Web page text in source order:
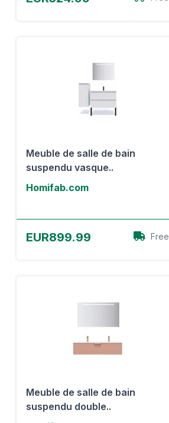
Meuble de salle de bain
suspendu vasque..
Homifab.com
EUR899.99 Free
Meuble de salle de bain
suspendu double..